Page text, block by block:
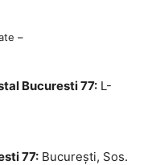
–
Bucuresti 77: L-
77: Bucureşti, Sos.